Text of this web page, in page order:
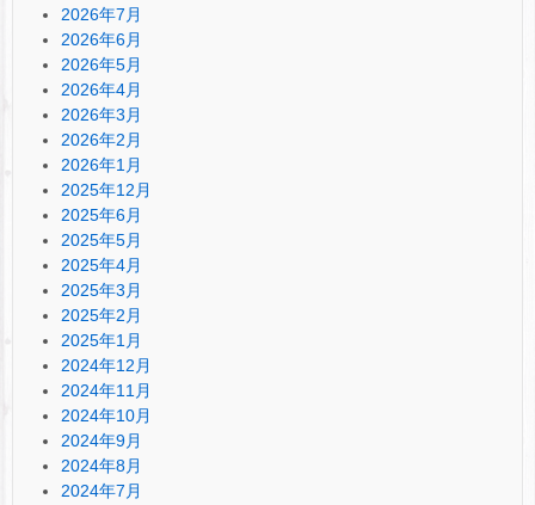
2026年7月
2026年6月
2026年5月
2026年4月
2026年3月
2026年2月
2026年1月
2025年12月
2025年6月
2025年5月
2025年4月
2025年3月
2025年2月
2025年1月
2024年12月
2024年11月
2024年10月
2024年9月
2024年8月
2024年7月